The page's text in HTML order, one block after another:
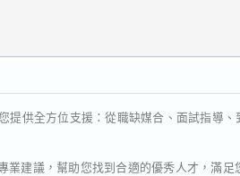
提供全方位支援：從職缺媒合、面試指導
建議，幫助您找到合適的優秀人才，滿足